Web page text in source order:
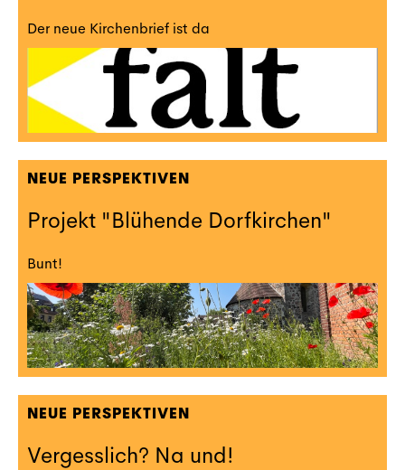
Der neue Kirchenbrief ist da
NEUE PERSPEKTIVEN
Projekt "Blühende Dorfkirchen"
Bunt!
NEUE PERSPEKTIVEN
Vergesslich? Na und!